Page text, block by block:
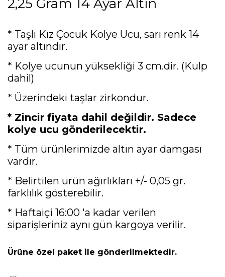
2,25 Gram 14 Ayar Altın
* Taşlı Kız Çocuk Kolye Ucu, sarı renk 14
ayar altındır.
* Kolye ucunun yüksekliği 3 cm.dir. (Kulp
dahil)
* Üzerindeki taşlar zirkondur.
* Zincir fiyata dahil değildir. Sadece
kolye ucu gönderilecektir.
* Tüm ürünlerimizde altın ayar damgası
vardır.
* Belirtilen ürün ağırlıkları +/- 0,05 gr.
farklılık gösterebilir.
* Haftaiçi 16:00 'a kadar verilen
siparişleriniz aynı gün kargoya verilir.
Ürüne özel paket ile gönderilmektedir.